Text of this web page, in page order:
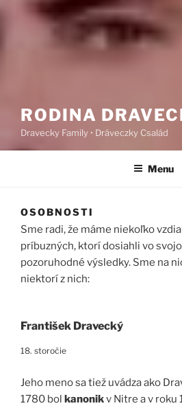
RODINA
Dravecky Family • Dráveczky Család
Menu
OSOBNOSTI
Sme radi, že máme niekoľko
príbuzných, ktorí dosiahli vo
pozoruhodné výsledky. Sme na
niektorí z nich:
František Dravecký
18. storočie
Jeho meno sa tiež uvádza ako
1780 bol kanonikv Nitre a v roku